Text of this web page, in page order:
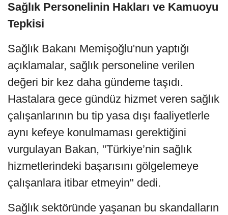
Sağlık Personelinin Hakları ve Kamuoyu
Tepkisi
Sağlık Bakanı Memişoğlu'nun yaptığı
açıklamalar, sağlık personeline verilen
değeri bir kez daha gündeme taşıdı.
Hastalara gece gündüz hizmet veren sağlık
çalışanlarının bu tip yasa dışı faaliyetlerle
aynı kefeye konulmaması gerektiğini
vurgulayan Bakan, "Türkiye’nin sağlık
hizmetlerindeki başarısını gölgelemeye
çalışanlara itibar etmeyin" dedi.
Sağlık sektöründe yaşanan bu skandalların